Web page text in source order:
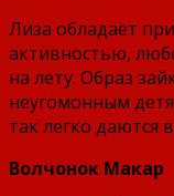
Лиза обладает
активностью,
на лету. Образ
неугомонным
так легко даются
Волчонок Макар